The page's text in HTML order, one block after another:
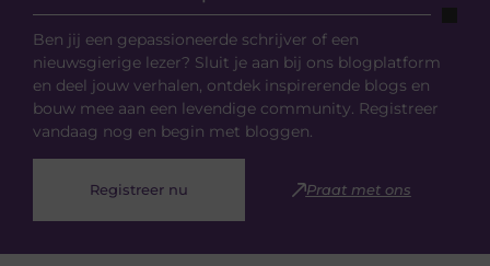
Ben jij een gepassioneerde schrijver of een
nieuwsgierige lezer? Sluit je aan bij ons blogplatform
en deel jouw verhalen, ontdek inspirerende blogs en
bouw mee aan een levendige community. Registreer
vandaag nog en begin met bloggen.
Registreer nu Praat met ons